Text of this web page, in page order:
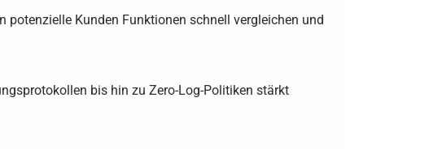
potenzielle Kunden Funktionen schnell vergleichen und
bis hin zu Zero-Log-Politiken stärkt